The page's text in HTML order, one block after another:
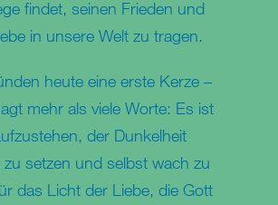
findet, seinen Frieden und
in unsere Welt zu tragen.
heute eine erste Kerze –
mehr als viele Worte: Es ist
der Dunkelheit
zu setzen und selbst wach zu
das Licht der Liebe, die Gott